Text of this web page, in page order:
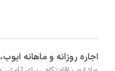
‫‫اجاره روزانه و ماهانه ایوب، 140 متر برای 4 نفر به همراه 2 نفر اضافی در شهر سرخ رود با تضمین بهترین کیفیت و قیمت در اتاقک